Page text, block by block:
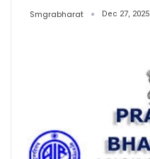
Smgrabharat Dec 27, 2025